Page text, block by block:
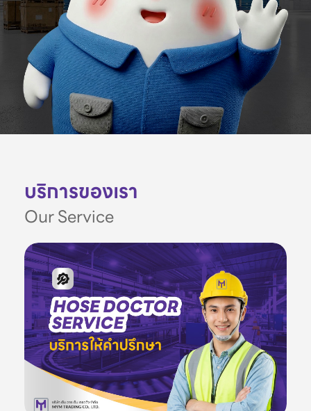
บริการของเรา
Our Service